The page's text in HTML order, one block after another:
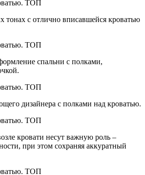
тонах с отлично вписавшейся кроватью
спальни с полками,
дизайнера с полками над кроватью.
кровати несут важную роль –
при этом сохраняя аккуратный